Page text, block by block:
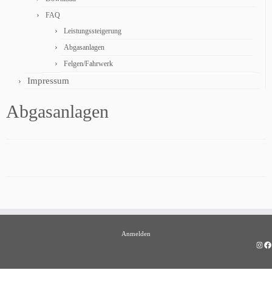
FAQ
Leistungssteigerung
Abgasanlagen
Felgen/Fahrwerk
Impressum
Abgasanlagen
Anmelden